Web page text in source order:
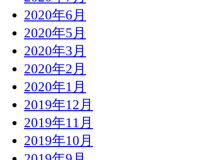
2020年6月
2020年5月
2020年3月
2020年2月
2020年1月
2019年12月
2019年11月
2019年10月